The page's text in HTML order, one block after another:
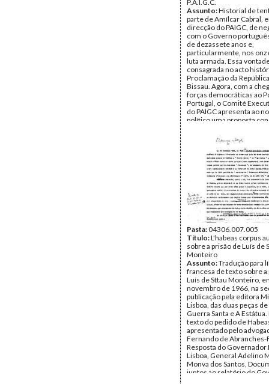
P.A.I.G.C.
Assunto:Historial de
parte de Amílcar Cabral,
direcção do PAIGC, de
com o Governo
de dezassete anos e,
particularmente, nos
luta armada. Essa
consagrada no acto
Proclamação da
Bissau. Agora, com a
forças democráticas ao
Portugal, o Comité
do PAIGC apresenta ao
político uma proposta
prévias para abertura
negociações, com ou
fogo. Condições para o
Documento do CEL, em
de Maio de 1974
Segunda, 6 de
Fundo:Arquivo Mário
Andrade
Tipo Documental:
Página(s):4
Pasta:04306.007.005
Título:L'habeas corpus
sobre a prisão de Luís de
Monteiro
Assunto:Tradução para
francesa de texto sobre a
Luís de Sttau Monteiro,
novembro de 1966, na
publicação pela editora
Lisboa, das duas peças
Guerra Santa e A
texto do pedido de
apresentado pelo
Fernando de Abranches-
Resposta do
Lisboa, General Adelino
Monva dos Santos,
juntos ao relatório do